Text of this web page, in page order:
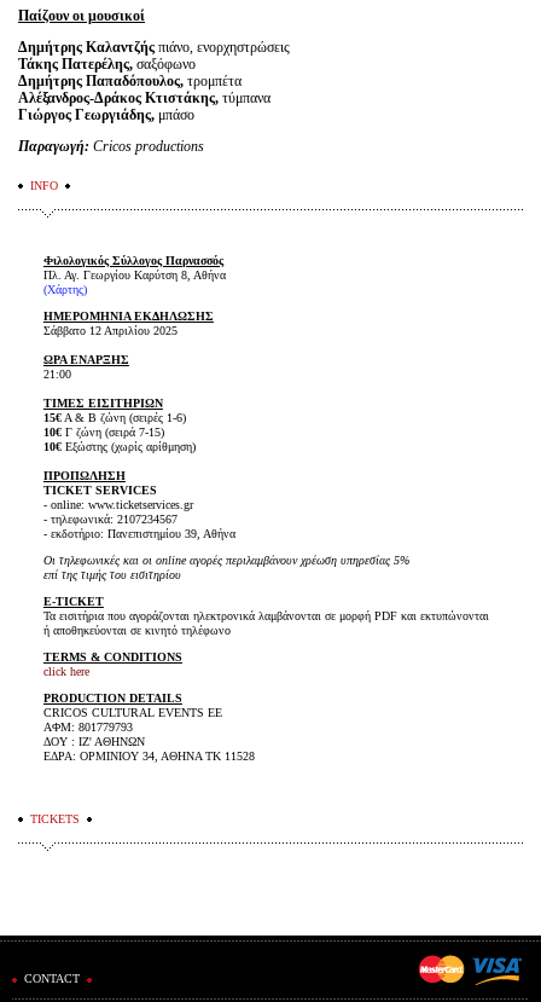
Παίζουν οι μουσικοί
Δημήτρης Καλαντζής πιάνο, ενορχηστρώσεις
Τάκης Πατερέλης, σαξόφωνο
Δημήτρης Παπαδόπουλος, τρομπέτα
Αλέξανδρος-Δράκος Κτιστάκης, τύμπανα
Γιώργος Γεωργιάδης, μπάσο
Παραγωγή: Cricos productions
INFO
Φιλολογικός Σύλλογος Παρνασσός
Πλ. Αγ. Γεωργίου Καρύτση 8, Αθήνα
(Χάρτης)
ΗΜΕΡΟΜΗΝΙΑ ΕΚΔΗΛΩΣΗΣ
Σάββατο 12 Απριλίου 2025
ΩΡΑ ΕΝΑΡΞΗΣ
21:00
ΤΙΜΕΣ ΕΙΣΙΤΗΡΙΩΝ
15€Α & B ζώνη (σειρές 1-6)
10€Γ ζώνη (σειρά 7-15)
10€Εξώστης (χωρίς αρίθμηση)
ΠΡΟΠΩΛΗΣΗ
TICKET SERVICES
- online: www.ticketservices.gr
- τηλεφωνικά: 2107234567
- εκδοτήριο: Πανεπιστημίου 39, Αθήνα
Οι τηλεφωνικές και οι online αγορές περιλαμβάνουν χρέωση υπηρεσίας 5%
επί της τιμής του εισιτηρίου
E-TICKET
Τα εισιτήρια που αγοράζονται ηλεκτρονικά λαμβάνονται σε μορφή PDF και εκτυπώνονται
ή αποθηκεύονται σε κινητό τηλέφωνο
TERMS & CONDITIONS
click here
PRODUCTION DETAILS
CRICOS CULTURAL EVENTS ΕΕ
ΑΦΜ: 801779793
ΔΟΥ : ΙΖ' ΑΘΗΝΩΝ
ΕΔΡΑ: ΟΡΜΙΝΙΟΥ 34, ΑΘΗΝΑ ΤΚ 11528
TICKETS
CONTACT